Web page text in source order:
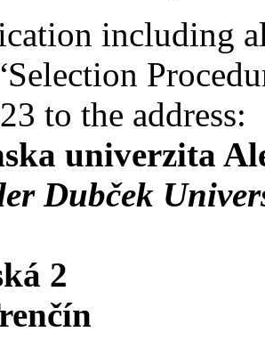
including
to the address:
univerzita
Dubček
2